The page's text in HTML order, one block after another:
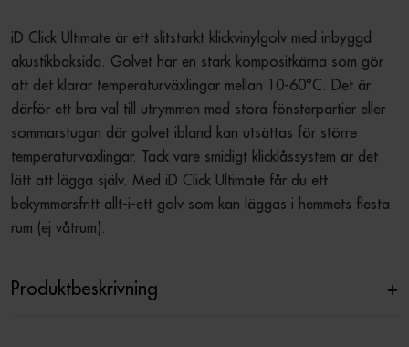
iD Click Ultimate är ett slitstarkt klickvinylgolv med inbyggd
akustikbaksida. Golvet har en stark kompositkärna som gör
att det klarar temperaturväxlingar mellan 10-60°C. Det är
därför ett bra val till utrymmen med stora fönsterpartier eller
sommarstugan där golvet ibland kan utsättas för större
temperaturväxlingar. Tack vare smidigt klicklåssystem är det
lätt att lägga själv. Med iD Click Ultimate får du ett
bekymmersfritt allt-i-ett golv som kan läggas i hemmets flesta
rum (ej våtrum).
Produktbeskrivning +